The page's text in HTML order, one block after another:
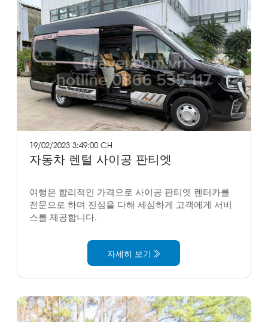
19/02/2023 3:49:00 CH
자동차 렌털 사이공 판티엣
여행은 합리적인 가격으로 사이공 판티엣 렌터카를
전문으로 하며 진심을 다해 세심하게 고객에게 서비
스를 제공합니다.
자세히 보기